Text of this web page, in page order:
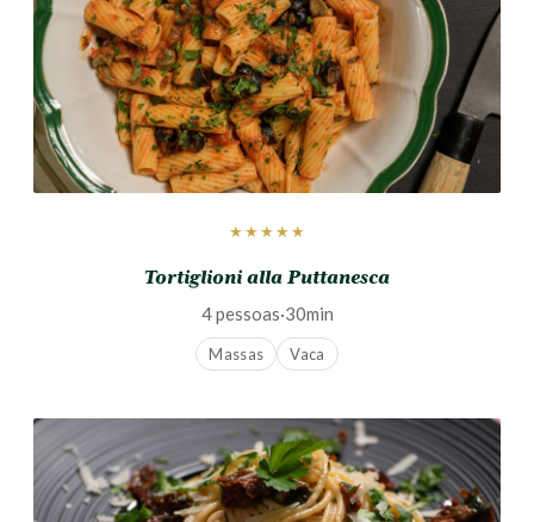
★★★★★
Tortiglioni alla Puttanesca
4 pessoas·30min
Massas Vaca